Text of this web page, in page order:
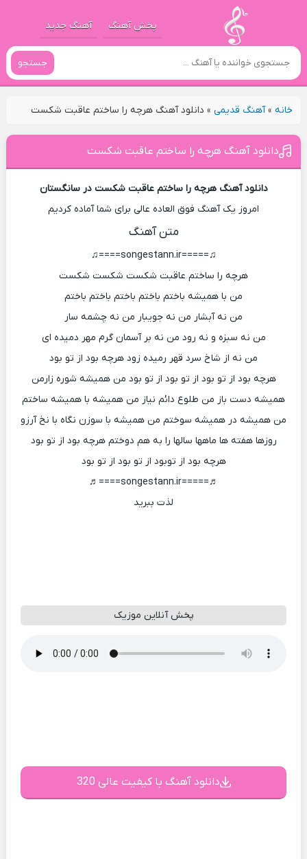
پخش آهنگ آهنگ جدید
جستجو
خانه»آهنگ قدیمی» دانلود آهنگ هرچه را ساختم عاقبت شکست
دانلود آهنگ هرچه را ساختم عاقبت شکست
دانلود آهنگ هرچه را ساختم عاقبت شکست در سانگستان
امروز یک آهنگ فوق العاده عالی برای شما آماده کردیم
متن آهنگ
♫=====songestann.ir====♫
هرچه را ساختم عاقبت شکست شکست شکست
من با همیشه باختم باختم باختم باختم باختم
من نه آبشار من نه جویبار من نه چشمه سار
من نه سبزه و نه رود من نه بر آسمان گرم مهر دمیده ای
من نه از شاخ سرد قهر رمیده زود هرچه بود از تو بود
هرچه بود از تو بود از تو بود از تو بود من همیشه شوره زارمن
همیشه دست باز من طلوع دائم نیاز من همیشه با همیشه ساختم
من همیشه در همیشه سوختم من همیشه با سوزن نگاه با نخ آرزو
روزها هفته ها ماهها سالها را به هم دوختم هرچه بود از تو بود
هرچه بود از توبود از تو بود از تو بود
♬=====songestann.ir====♬
لذت ببرید
پخش آنلاین موزیک
دانلود آهنگ با کیفیت عالی 320